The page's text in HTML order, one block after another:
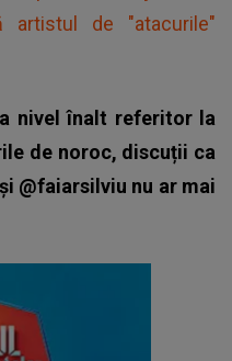
de "atacurile"
nivel înalt referitor la
de noroc, discuții ca
@faiarsilviu nu ar mai